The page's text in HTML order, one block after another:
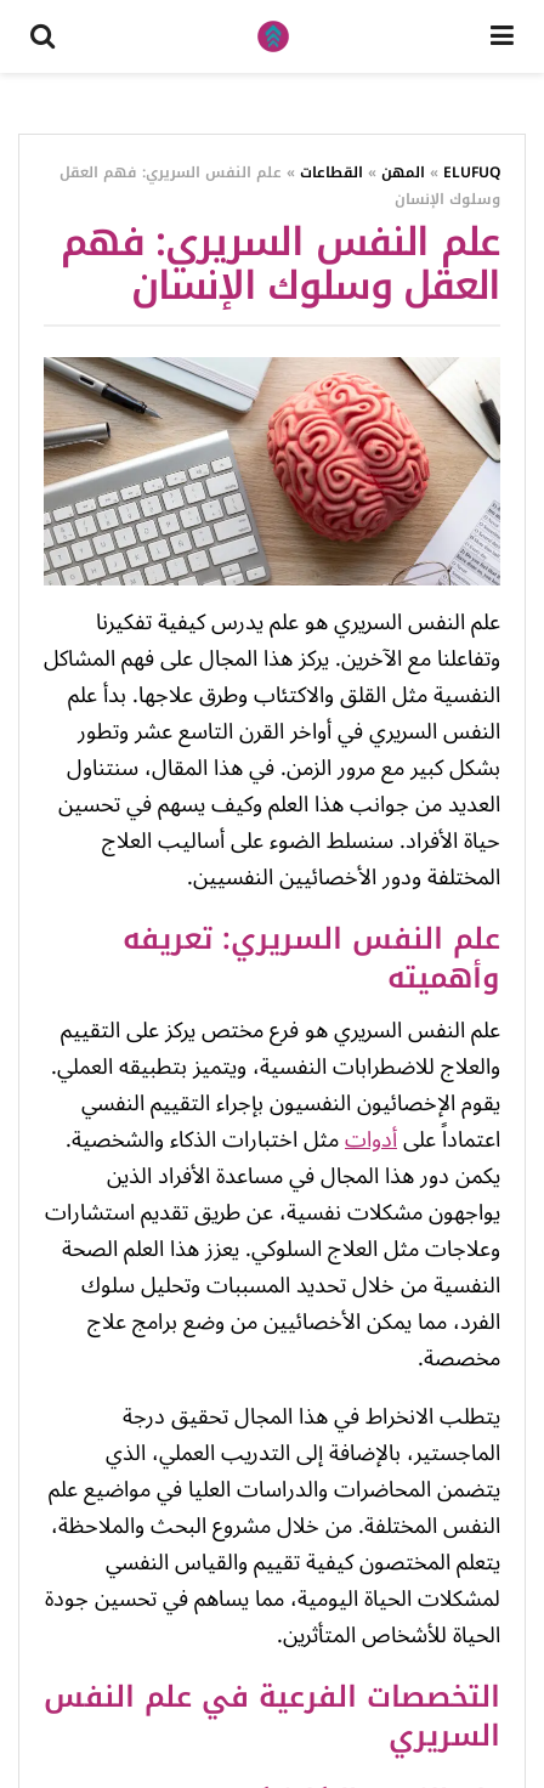
ELUFUQ
» المهن » القطاعات » علم النفس السريري: فهم العقل
وسلوك الإنسان
علم النفس السريري: فهم
العقل وسلوك الإنسان
علم النفس السريري هو علم يدرس كيفية تفكيرنا
وتفاعلنا مع الآخرين. يركز هذا المجال على فهم المشاكل
النفسية مثل القلق والاكتئاب وطرق علاجها. بدأ علم
النفس السريري في أواخر القرن التاسع عشر وتطور
بشكل كبير مع مرور الزمن. في هذا المقال، سنتناول
العديد من جوانب هذا العلم وكيف يسهم في تحسين
حياة الأفراد. سنسلط الضوء على أساليب العلاج
المختلفة ودور الأخصائيين النفسيين.
علم النفس السريري: تعريفه
وأهميته
علم النفس السريري هو فرع مختص يركز على التقييم
والعلاج للاضطرابات النفسية، ويتميز بتطبيقه العملي.
يقوم الإخصائيون النفسيون بإجراء التقييم النفسي
اعتماداً علىأدواتمثل اختبارات الذكاء والشخصية.
يكمن دور هذا المجال في مساعدة الأفراد الذين
يواجهون مشكلات نفسية، عن طريق تقديم استشارات
وعلاجات مثل العلاج السلوكي. يعزز هذا العلم الصحة
النفسية من خلال تحديد المسببات وتحليل سلوك
الفرد، مما يمكن الأخصائيين من وضع برامج علاج
مخصصة.
يتطلب الانخراط في هذا المجال تحقيق درجة
الماجستير، بالإضافة إلى التدريب العملي، الذي
يتضمن المحاضرات والدراسات العليا في مواضيع علم
النفس المختلفة. من خلال مشروع البحث والملاحظة،
يتعلم المختصون كيفية تقييم والقياس النفسي
لمشكلات الحياة اليومية، مما يساهم في تحسين جودة
الحياة للأشخاص المتأثرين.
التخصصات الفرعية في علم النفس
السريري